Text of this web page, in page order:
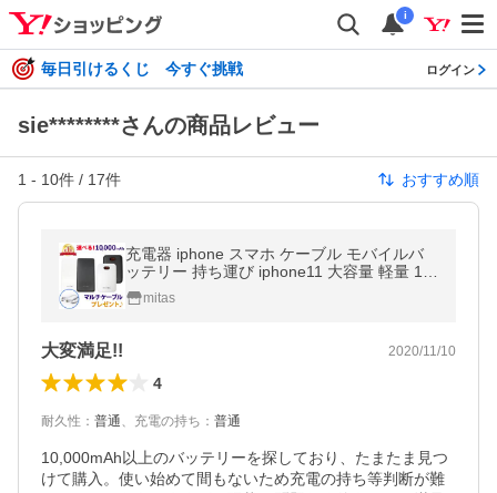
i
毎日引けるくじ 今すぐ挑戦 ログイン
sie********さんの商品レビュー
1 - 10件 / 17件 おすすめ順
充電器 iphone スマホ ケーブル モバイルバ
ッテリー 持ち運び iphone11 大容量 軽量 10
000mah 車 災害 防災 防災グッズ 台風 地震
停電 備え
mitas
大変満足!! 2020/11/10
4
耐久性 ： 普通、 充電の持ち ： 普通
10,000mAh以上のバッテリーを探しており、たまたま見つ
けて購入。使い始めて間もないため充電の持ち等判断が難